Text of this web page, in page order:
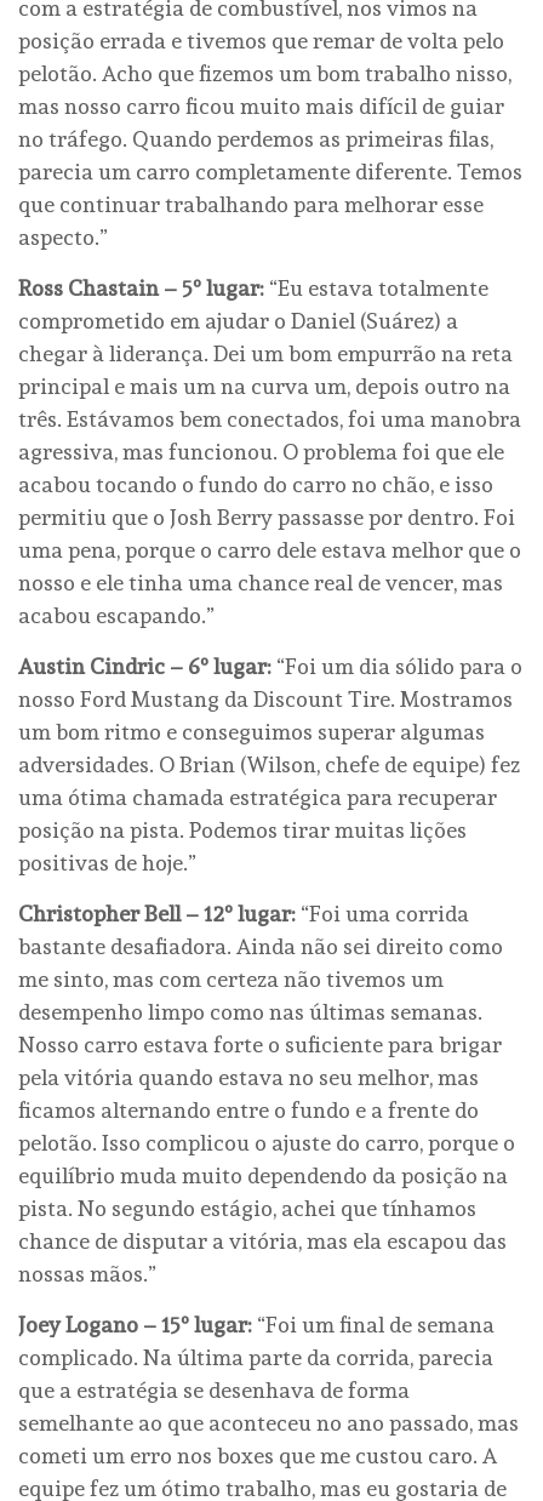
com a estratégia de combustível, nos vimos na
posição errada e tivemos que remar de volta pelo
pelotão. Acho que fizemos um bom trabalho nisso,
mas nosso carro ficou muito mais difícil de guiar
no tráfego. Quando perdemos as primeiras filas,
parecia um carro completamente diferente. Temos
que continuar trabalhando para melhorar esse
aspecto.”
Ross Chastain – 5º lugar: “Eu estava totalmente
comprometido em ajudar o Daniel (Suárez) a
chegar à liderança. Dei um bom empurrão na reta
principal e mais um na curva um, depois outro na
três. Estávamos bem conectados, foi uma manobra
agressiva, mas funcionou. O problema foi que ele
acabou tocando o fundo do carro no chão, e isso
permitiu que o Josh Berry passasse por dentro. Foi
uma pena, porque o carro dele estava melhor que o
nosso e ele tinha uma chance real de vencer, mas
acabou escapando.”
Austin Cindric – 6º lugar: “Foi um dia sólido para o
nosso Ford Mustang da Discount Tire. Mostramos
um bom ritmo e conseguimos superar algumas
adversidades. O Brian (Wilson, chefe de equipe) fez
uma ótima chamada estratégica para recuperar
posição na pista. Podemos tirar muitas lições
positivas de hoje.”
Christopher Bell – 12º lugar: “Foi uma corrida
bastante desafiadora. Ainda não sei direito como
me sinto, mas com certeza não tivemos um
desempenho limpo como nas últimas semanas.
Nosso carro estava forte o suficiente para brigar
pela vitória quando estava no seu melhor, mas
ficamos alternando entre o fundo e a frente do
pelotão. Isso complicou o ajuste do carro, porque o
equilíbrio muda muito dependendo da posição na
pista. No segundo estágio, achei que tínhamos
chance de disputar a vitória, mas ela escapou das
nossas mãos.”
Joey Logano – 15º lugar: “Foi um final de semana
complicado. Na última parte da corrida, parecia
que a estratégia se desenhava de forma
semelhante ao que aconteceu no ano passado, mas
cometi um erro nos boxes que me custou caro. A
equipe fez um ótimo trabalho, mas eu gostaria de